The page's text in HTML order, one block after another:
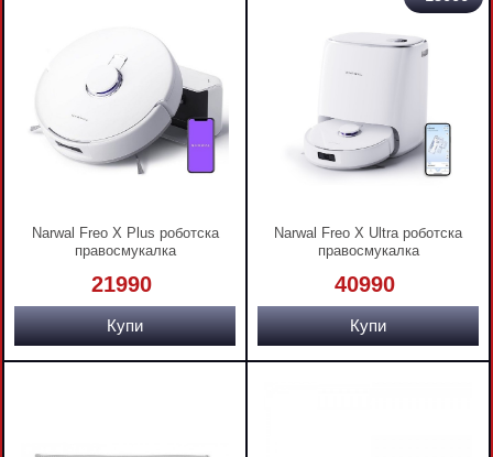
Narwal Freo X Plus роботска
правосмукалка
21990
Купи
Narwal Freo X Ultra роботска
правосмукалка
40990
Купи